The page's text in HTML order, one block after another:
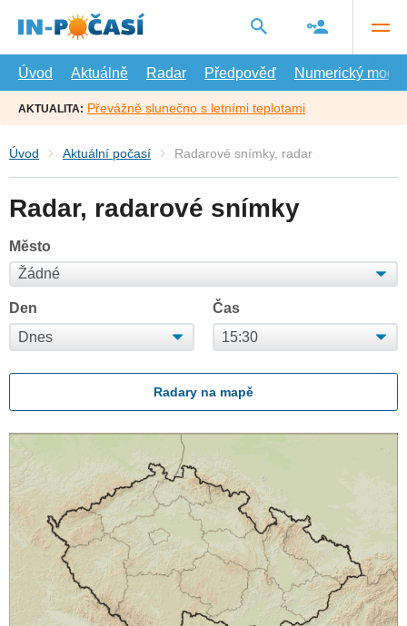
hlavní
Úvod
Aktuálně Radar Předpověď Numerický model
AKTUALITA: Převážně slunečno s letními teplotami
Úvod Aktuální počasí Radarové snímky, radar
Radar, radarové snímky
Město
Den Čas
Radary na mapě